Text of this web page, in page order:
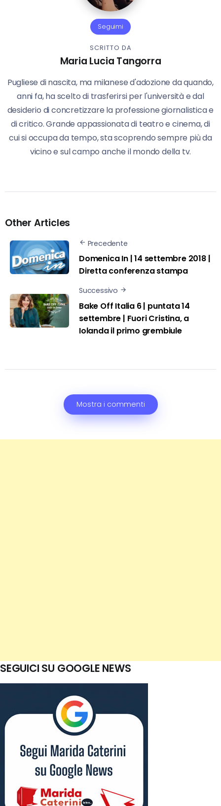
Seguimi
SCRITTO DA
Maria Lucia Tangorra
Pugliese di nascita, ma milanese d'adozione da quando,
anni fa, ha scelto di trasferirsi per l'università e dal
desiderio di concretizzare la professione giornalistica e
di critico. Grande appassionata di teatro e cinema, di
cui si occupa da tempo, sta scoprendo sempre più da
vicino e sul campo anche il mondo della tv.
Other Articles
Precedente
Domenica In | 14 settembre 2018 |
Diretta conferenza stampa
Successivo
Bake Off Italia 6 | puntata 14
settembre | Fuori Cristina, a
Iolanda il primo grembiule
Mostra i commenti
SEGUICI SU GOOGLE NEWS